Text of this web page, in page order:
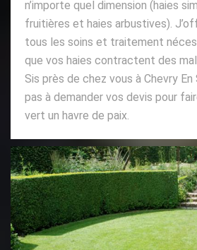
n’importe quel dimension (haies
fruitières et haies arbustives).
tous les soins et traitement
que vos haies contractent des
Sis près de chez vous à Chevry En
pas à demander vos devis pour
vert un havre de paix.